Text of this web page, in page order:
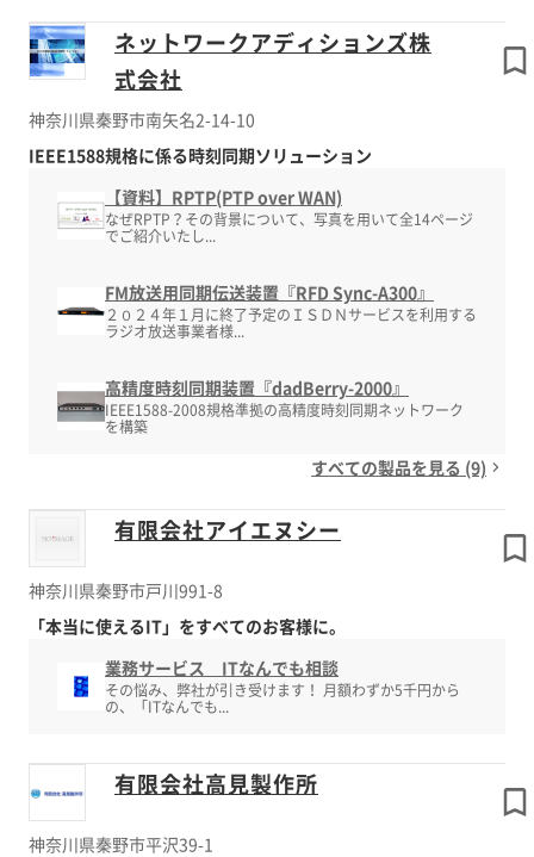
ネットワークアディションズ株
式会社
神奈川県秦野市南矢名2-14-10
IEEE1588規格に係る時刻同期ソリューション
【資料】RPTP(PTP over WAN)
なぜRPTP？その背景について、写真を用いて全14ページ
でご紹介いたし...
FM放送用同期伝送装置『RFD Sync-A300』
２０２４年１月に終了予定のＩＳＤＮサービスを利用する
ラジオ放送事業者様...
高精度時刻同期装置『dadBerry-2000』
IEEE1588-2008規格準拠の高精度時刻同期ネットワーク
を構築
すべての製品を見る (9)
有限会社アイエヌシー
神奈川県秦野市戸川991-8
「本当に使えるIT」をすべてのお客様に。
業務サービス ITなんでも相談
その悩み、弊社が引き受けます！ 月額わずか5千円から
の、「ITなんでも...
有限会社高見製作所
神奈川県秦野市平沢39-1